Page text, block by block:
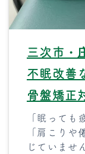
三次市・
不眠改善
骨盤矯正
「眠っても
「肩こり
じていませ